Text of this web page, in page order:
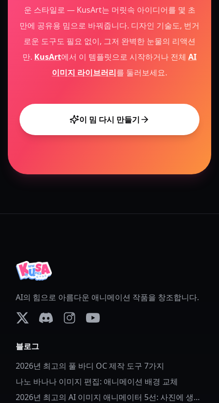
운 스타일로 — KusArt는 머릿속 아이디어를 몇 초
만에 공유용 밈으로 바꿔줍니다. 디자인 기술도, 번거
로운 도구도 필요 없이, 그저 완벽한 눈물의 리액션
만. KusArt에서 이 템플릿으로 시작하거나 전체 AI
이미지 라이브러리를 둘러보세요.
이 밈 다시 만들기
AI의 힘으로 아름다운 애니메이션 작품을 창조합니다.
블로그
2026년 최고의 풀 바디 OC 제작 도구 7가지
나노 바나나 이미지 편집: 애니메이션 배경 교체
2026년 최고의 AI 이미지 애니메이터 5선: 사진에 생명